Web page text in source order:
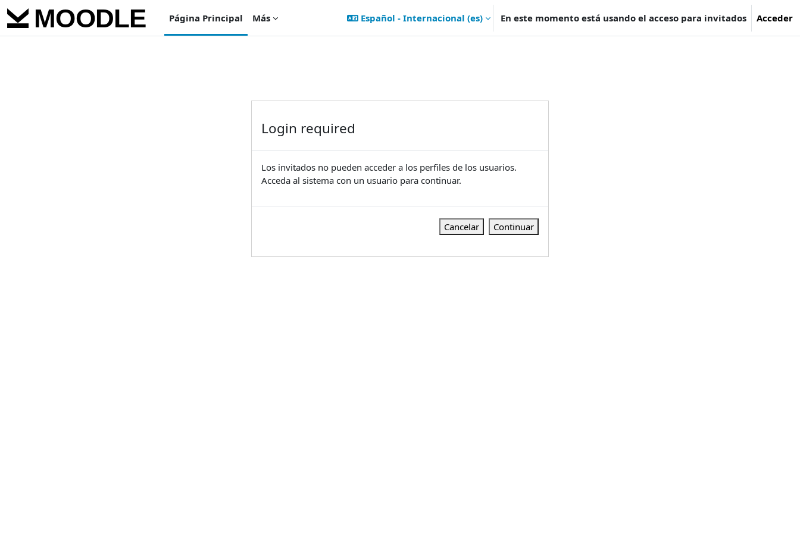
Salta al contenido principal
Página Principal
Más Español - Internacional ‎(es)‎ En este momento está usando el acceso para invitados Acceder
Login required
Los invitados no pueden acceder a los perfiles de los usuarios.
Acceda al sistema con un usuario para continuar.
Cancelar Continuar